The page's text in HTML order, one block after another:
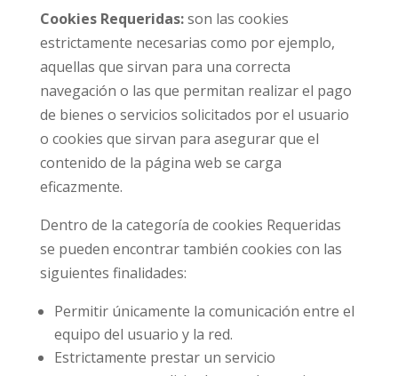
Cookies Requeridas:son las cookies
estrictamente necesarias como por ejemplo,
aquellas que sirvan para una correcta
navegación o las que permitan realizar el pago
de bienes o servicios solicitados por el usuario
o cookies que sirvan para asegurar que el
contenido de la página web se carga
eficazmente.
Dentro de la categoría de cookies Requeridas
se pueden encontrar también cookies con las
siguientes finalidades:
Permitir únicamente la comunicación entre el
equipo del usuario y la red.
Estrictamente prestar un servicio